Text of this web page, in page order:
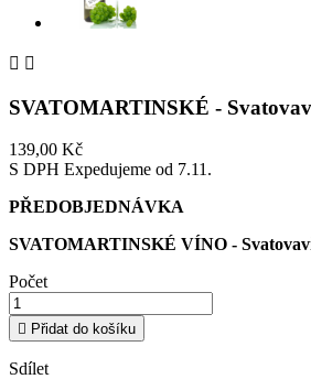
 
SVATOMARTINSKÉ -
139,00 Kč
S DPH Expedujeme od 7.11.
PŘEDOBJEDNÁVKA
SVATOMARTINSKÉ VÍNO -
Počet
 Přidat do košíku
Sdílet